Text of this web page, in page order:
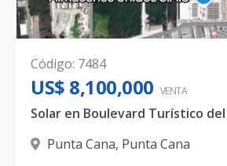
Código: 7484
US$ 8,100,000 VENTA
Punta Cana, Punta Cana